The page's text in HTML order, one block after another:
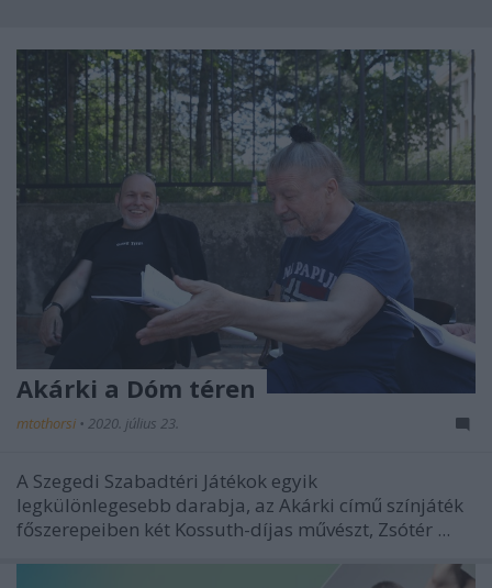
Akárki a Dóm téren
mtothorsi • 2020. július 23.
A Szegedi Szabadtéri Játékok egyik
legkülönlegesebb darabja, az Akárki című színjáték
főszerepeiben két Kossuth-díjas művészt, Zsótér ...